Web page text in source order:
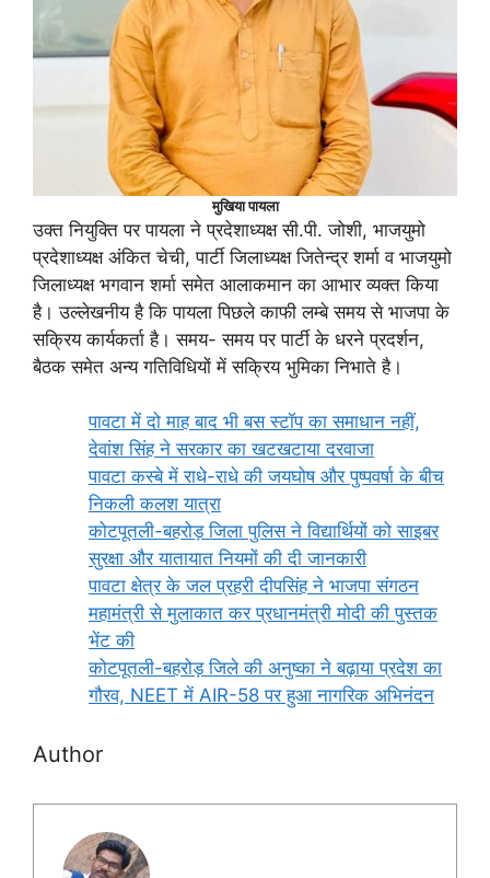
मुखिया पायला
उक्त नियुक्ति पर पायला ने प्रदेशाध्यक्ष सी.पी. जोशी, भाजयुमो
प्रदेशाध्यक्ष अंकित चेची, पार्टी जिलाध्यक्ष जितेन्द्र शर्मा व भाजयुमो
जिलाध्यक्ष भगवान शर्मा समेत आलाकमान का आभार व्यक्त किया
है। उल्लेखनीय है कि पायला पिछले काफी लम्बे समय से भाजपा के
सक्रिय कार्यकर्ता है। समय- समय पर पार्टी के धरने प्रदर्शन,
बैठक समेत अन्य गतिविधियों में सक्रिय भुमिका निभाते है।
पावटा में दो माह बाद भी बस स्टॉप का समाधान नहीं,
देवांश सिंह ने सरकार का खटखटाया दरवाजा
पावटा कस्बे में राधे-राधे की जयघोष और पुष्पवर्षा के बीच
निकली कलश यात्रा
कोटपूतली-बहरोड़ जिला पुलिस ने विद्यार्थियों को साइबर
सुरक्षा और यातायात नियमों की दी जानकारी
पावटा क्षेत्र के जल प्रहरी दीपसिंह ने भाजपा संगठन
महामंत्री से मुलाकात कर प्रधानमंत्री मोदी की पुस्तक
भेंट की
कोटपूतली-बहरोड़ जिले की अनुष्का ने बढ़ाया प्रदेश का
गौरव, NEET में AIR-58 पर हुआ नागरिक अभिनंदन
Author